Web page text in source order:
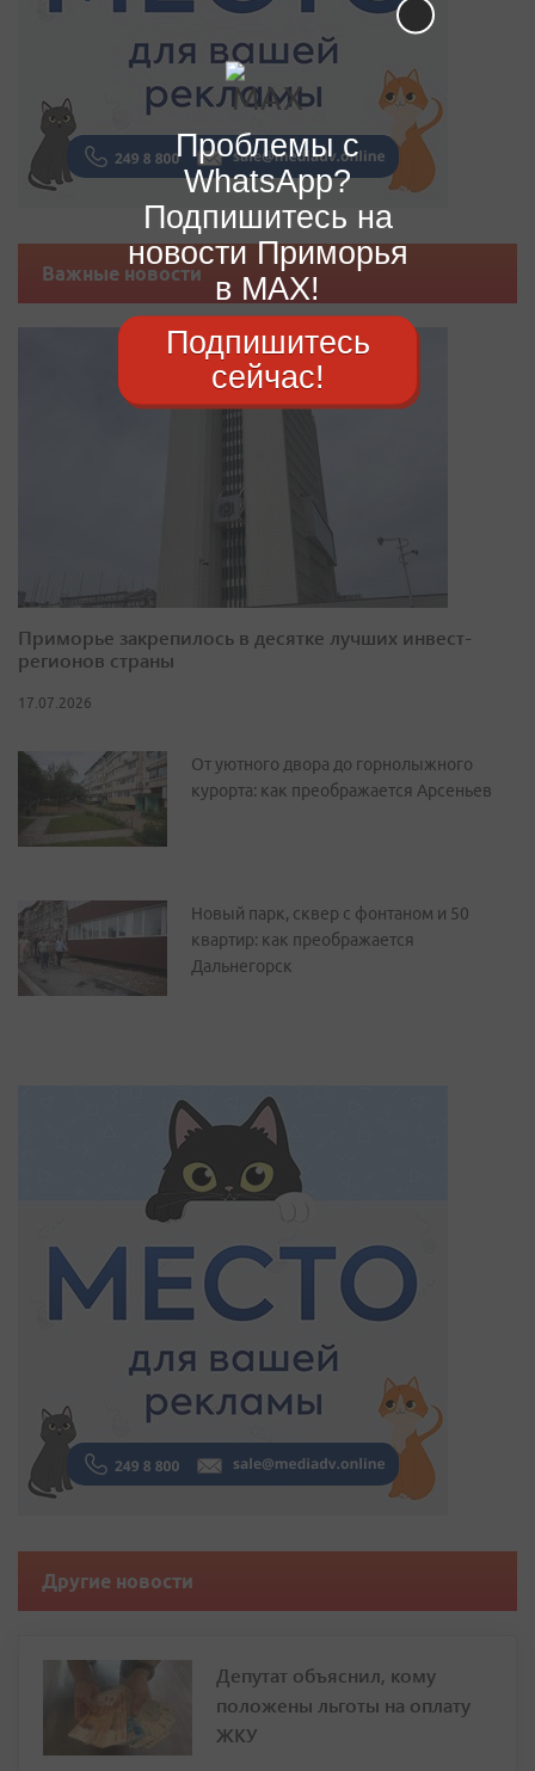
Важные новости
Приморье закрепилось в десятке лучших инвест-
регионов страны
17.07.2026
От уютного двора до горнолыжного
курорта: как преображается Арсеньев
Новый парк, сквер с фонтаном и 50
квартир: как преображается
Дальнегорск
Другие новости
Депутат объяснил, кому
положены льготы на оплату
ЖКУ
Проблемы с
WhatsApp?
Подпишитесь на
новости Приморья
в MAX!
Подпишитесь
сейчас!